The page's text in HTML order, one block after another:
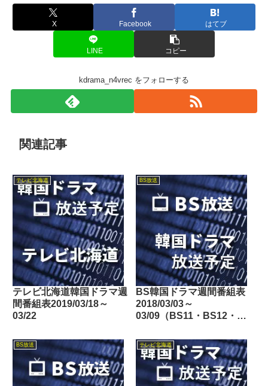
X Facebook はてブ
LINE コピー
kdrama_n4vrec をフォローする
関連記事
テレビ北海道
テレビ北海道韓国ドラマ週
間番組表2019/03/18～
03/22
BS放送
BS韓国ドラマ週間番組表
2018/03/03～
03/09（BS11・BS12・
BS放送 テレビ北海道